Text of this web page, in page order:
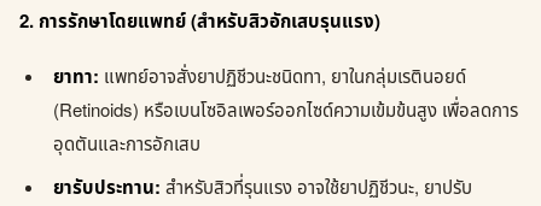
2. การรักษาโดยแพทย์ (สำหรับสิวอักเสบรุนแรง)
ยาทา: แพทย์อาจสั่งยาปฏิชีวนะชนิดทา, ยาในกลุ่มเรตินอยด์
(Retinoids) หรือเบนโซอิลเพอร์ออกไซด์ความเข้มข้นสูง เพื่อลดการ
อุดตันและการอักเสบ
ยารับประทาน: สำหรับสิวที่รุนแรง อาจใช้ยาปฏิชีวนะ, ยาปรับ